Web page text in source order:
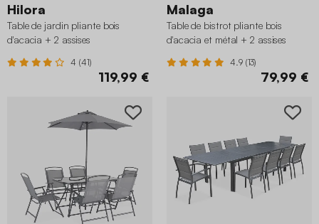
Hilora
Table de jardin pliante bois
d'acacia + 2 assises
4 (41)
119,99 €
Malaga
Table de bistrot pliante bois
d'acacia et métal + 2 assises
4.9 (13)
79,99 €